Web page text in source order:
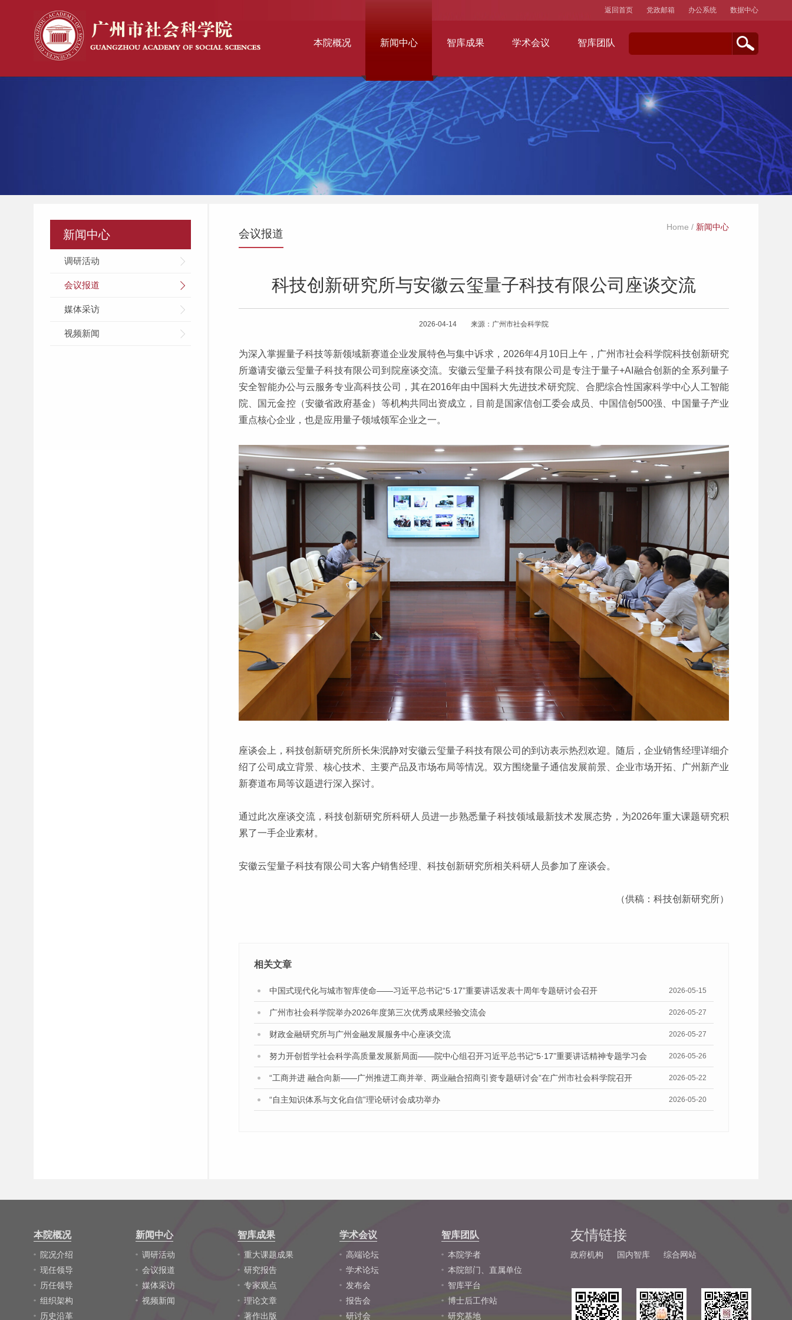
本院概况 新闻中心 智库成果 学术会议 智库团队
返回首页 党政邮箱 办公系统 数据中心
新闻中心
调研活动
会议报道
媒体采访
视频新闻
会议报道
Home / 新闻中心
科技创新研究所与安徽云玺量子科技有限公司座谈交流
2026-04-14 来源：广州市社会科学院
为深入掌握量子科技等新领域新赛道企业发展特色与集中诉求，2026年4月10日上午，广州市社会科学院科技创新研究
所邀请安徽云玺量子科技有限公司到院座谈交流。安徽云玺量子科技有限公司是专注于量子+AI融合创新的全系列量子
安全智能办公与云服务专业高科技公司，其在2016年由中国科大先进技术研究院、合肥综合性国家科学中心人工智能
院、国元金控（安徽省政府基金）等机构共同出资成立，目前是国家信创工委会成员、中国信创500强、中国量子产业
重点核心企业，也是应用量子领域领军企业之一。
座谈会上，科技创新研究所所长朱泯静对安徽云玺量子科技有限公司的到访表示热烈欢迎。随后，企业销售经理详细介
绍了公司成立背景、核心技术、主要产品及市场布局等情况。双方围绕量子通信发展前景、企业市场开拓、广州新产业
新赛道布局等议题进行深入探讨。
通过此次座谈交流，科技创新研究所科研人员进一步熟悉量子科技领域最新技术发展态势，为2026年重大课题研究积
累了一手企业素材。
安徽云玺量子科技有限公司大客户销售经理、科技创新研究所相关科研人员参加了座谈会。
（供稿：科技创新研究所）
相关文章
中国式现代化与城市智库使命——习近平总书记“5·17”重要讲话发表十周年专题研讨会召开 2026-05-15
广州市社会科学院举办2026年度第三次优秀成果经验交流会 2026-05-27
财政金融研究所与广州金融发展服务中心座谈交流 2026-05-27
努力开创哲学社会科学高质量发展新局面——院中心组召开习近平总书记“5·17”重要讲话精神专题学习会 2026-05-26
“工商并进 融合向新——广州推进工商并举、两业融合招商引资专题研讨会”在广州市社会科学院召开 2026-05-22
“自主知识体系与文化自信”理论研讨会成功举办 2026-05-20
本院概况
院况介绍
现任领导
历任领导
组织架构
历史沿革
新闻中心
调研活动
会议报道
媒体采访
视频新闻
智库成果
重大课题成果
研究报告
专家观点
理论文章
著作出版
学术会议
高端论坛
学术论坛
发布会
报告会
研讨会
智库团队
本院学者
本院部门、直属单位
智库平台
博士后工作站
研究基地
友情链接
政府机构 国内智库 综合网站